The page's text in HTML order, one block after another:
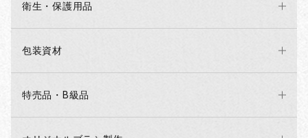
衛生・保護用品
包装資材
特売品・B級品